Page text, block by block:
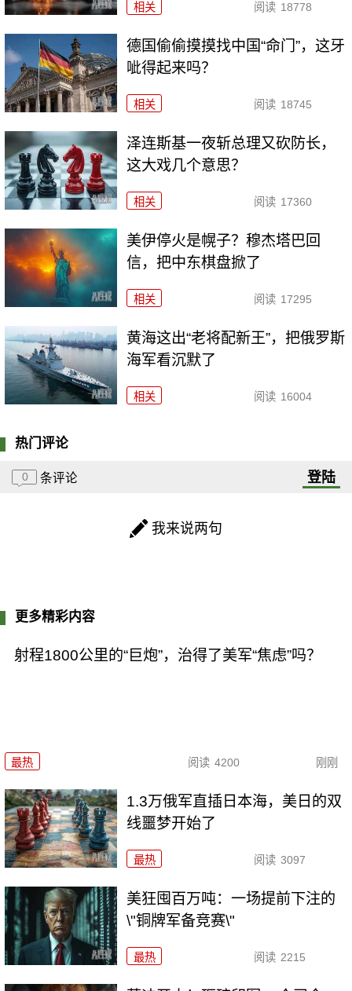
相关 阅读 18778
德国偷偷摸摸找中国“命门”，这牙
呲得起来吗？
相关 阅读 18745
泽连斯基一夜斩总理又砍防长，
这大戏几个意思？
相关 阅读 17360
美伊停火是幌子？穆杰塔巴回
信，把中东棋盘掀了
相关 阅读 17295
黄海这出“老将配新王”，把俄罗斯
海军看沉默了
相关 阅读 16004
热门评论
0 条评论 登陆
我来说两句
更多精彩内容
射程1800公里的“巨炮”，治得了美军“焦虑”吗？
最热 阅读 4200 刚刚
1.3万俄军直插日本海，美日的双
线噩梦开始了
最热 阅读 3097
美狂囤百万吨：一场提前下注的
\"铜牌军备竞赛\"
最热 阅读 2215